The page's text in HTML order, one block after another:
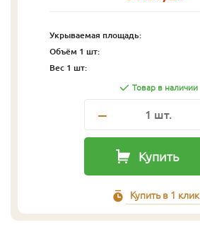
Укрываемая площадь:
Объём 1 шт:
Вес 1 шт:
Товар в наличии
1 шт.
Купить
Купить в 1 клик